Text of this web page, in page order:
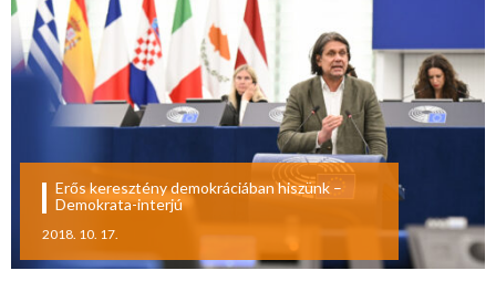
Erős keresztény demokráciában hiszünk –
Demokrata-interjú
2018. 10. 17.